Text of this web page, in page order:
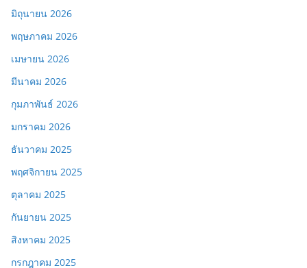
มิถุนายน 2026
พฤษภาคม 2026
เมษายน 2026
มีนาคม 2026
กุมภาพันธ์ 2026
มกราคม 2026
ธันวาคม 2025
พฤศจิกายน 2025
ตุลาคม 2025
กันยายน 2025
สิงหาคม 2025
กรกฎาคม 2025